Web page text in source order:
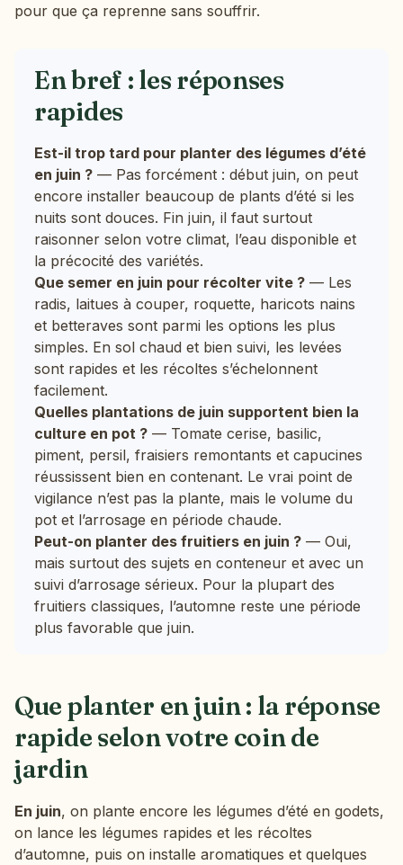
pour que ça reprenne sans souffrir.
En bref : les réponses
rapides
Est-il trop tard pour planter des légumes d’été
en juin ? — Pas forcément : début juin, on peut
encore installer beaucoup de plants d’été si les
nuits sont douces. Fin juin, il faut surtout
raisonner selon votre climat, l’eau disponible et
la précocité des variétés.
Que semer en juin pour récolter vite ? — Les
radis, laitues à couper, roquette, haricots nains
et betteraves sont parmi les options les plus
simples. En sol chaud et bien suivi, les levées
sont rapides et les récoltes s’échelonnent
facilement.
Quelles plantations de juin supportent bien la
culture en pot ? — Tomate cerise, basilic,
piment, persil, fraisiers remontants et capucines
réussissent bien en contenant. Le vrai point de
vigilance n’est pas la plante, mais le volume du
pot et l’arrosage en période chaude.
Peut-on planter des fruitiers en juin ? — Oui,
mais surtout des sujets en conteneur et avec un
suivi d’arrosage sérieux. Pour la plupart des
fruitiers classiques, l’automne reste une période
plus favorable que juin.
Que planter en juin : la réponse
rapide selon votre coin de
jardin
En juin, on plante encore les légumes d’été en godets,
on lance les légumes rapides et les récoltes
d’automne, puis on installe aromatiques et quelques